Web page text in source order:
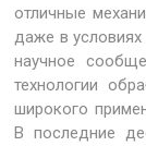
отличные
даже в
научное
технологии
широкого
В последние